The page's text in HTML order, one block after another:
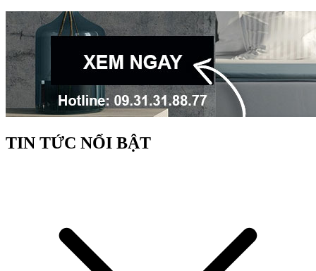
TIN TỨC NỔI BẬT